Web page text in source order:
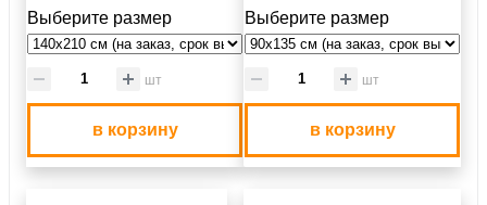
Выберите размер
шт
в корзину
Выберите размер
шт
в корзину